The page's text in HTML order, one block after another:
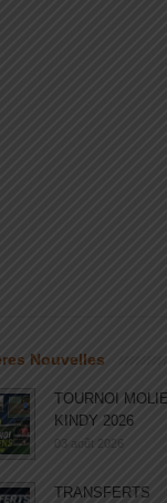
Nouvelles
TOURNOI
KINDY 2026
03 août 2026
TRANSFERTS